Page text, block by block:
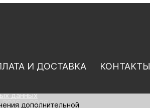
И ДОСТАВКА КОНТАКТЫ
данных
– 2026 г.
дополнительной